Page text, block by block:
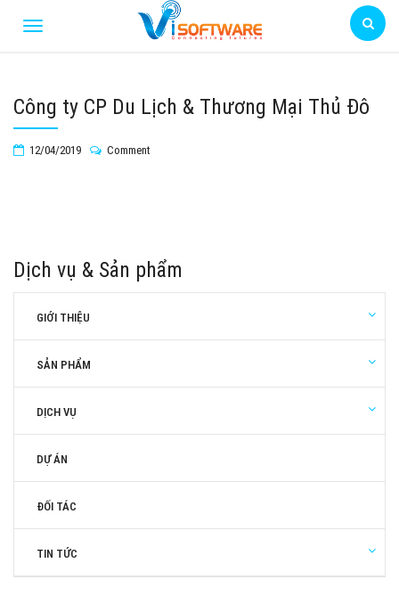
Công ty CP Du Lịch & Thương Mại Thủ Đô
12/04/2019 Comment
Dịch vụ & Sản phẩm
GIỚI THIỆU
SẢN PHẨM
DỊCH VỤ
DỰ ÁN
ĐỐI TÁC
TIN TỨC